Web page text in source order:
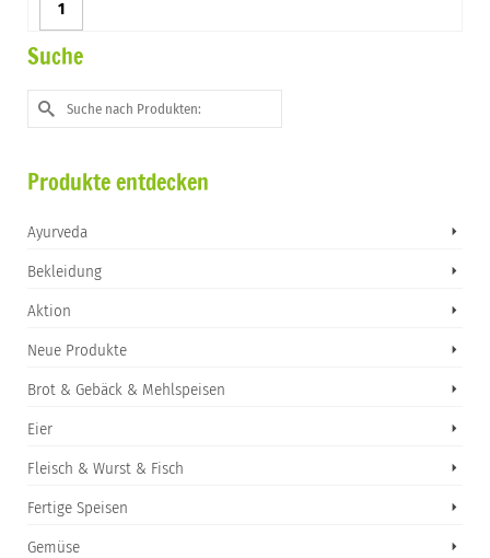
Glas
Menge
Suche
Suche
nach:
Produkte entdecken
Ayurveda
Bekleidung
Aktion
Neue Produkte
Brot & Gebäck & Mehlspeisen
Eier
Fleisch & Wurst & Fisch
Fertige Speisen
Gemüse